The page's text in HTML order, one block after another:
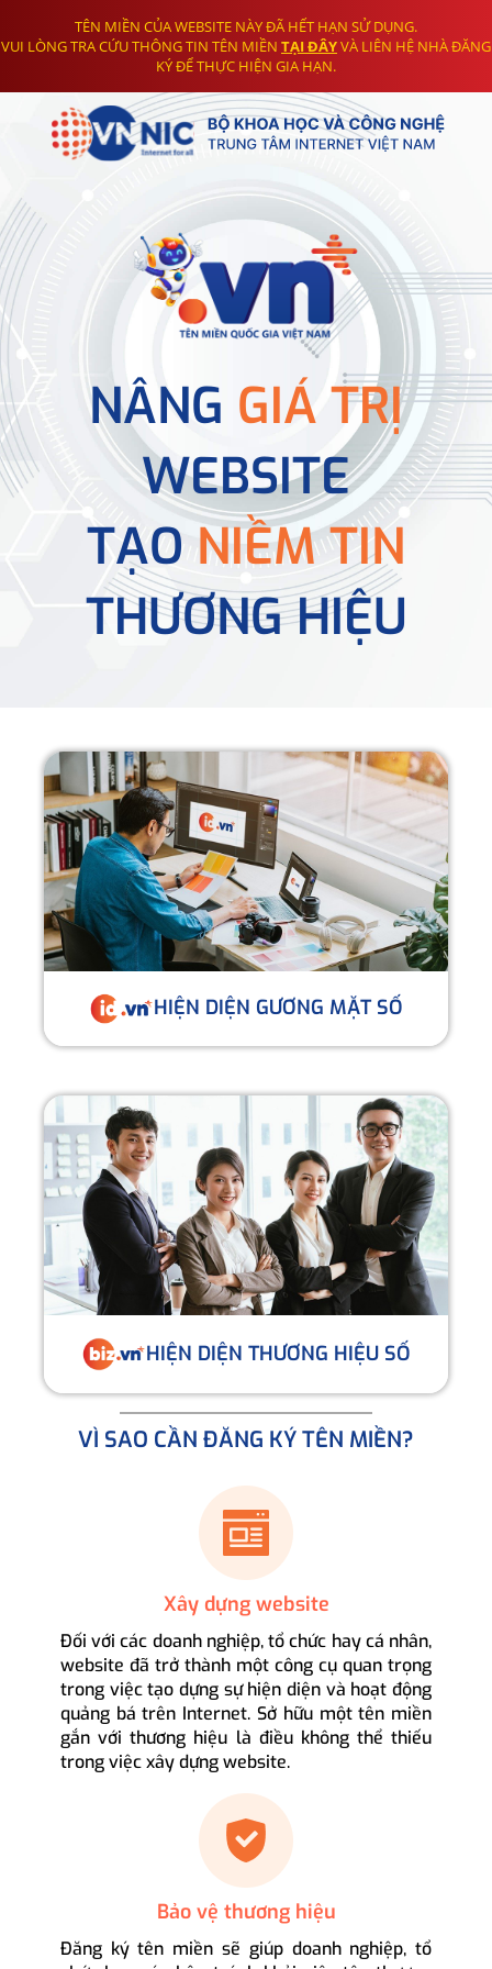
TÊN MIỀN CỦA WEBSITE NÀY ĐÃ HẾT HẠN SỬ DỤNG.
VUI LÒNG TRA CỨU THÔNG TIN TÊN MIỀN TẠI ĐÂYVÀ LIÊN HỆ NHÀ ĐĂNG
KÝ ĐỂ THỰC HIỆN GIA HẠN.
NÂNG GIÁ TRỊ
WEBSITE
TẠONIỀM TIN
THƯƠNG HIỆU
HIỆN DIỆN GƯƠNG MẶT SỐ
HIỆN DIỆN THƯƠNG HIỆU SỐ
VÌ SAO CẦN ĐĂNG KÝ TÊN MIỀN?
Xây dựng website
Đối với các doanh nghiệp, tổ chức hay cá nhân,
website đã trở thành một công cụ quan trọng
trong việc tạo dựng sự hiện diện và hoạt động
quảng bá trên Internet. Sở hữu một tên miền
gắn với thương hiệu là điều không thể thiếu
trong việc xây dựng website.
Bảo vệ thương hiệu
Đăng ký tên miền sẽ giúp doanh nghiệp, tổ